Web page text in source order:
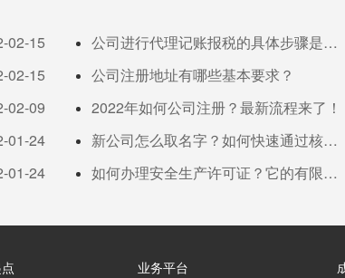
02-15
公司进行代理记账报税的具体步骤是
啥？
02-15 公司注册地址有哪些基本要求？
02-09 2022年如何公司注册？最新流程来了！
01-24
新公司怎么取名字？如何快速通过核
名？
01-24
如何办理安全生产许可证？它的有限期
业务平台